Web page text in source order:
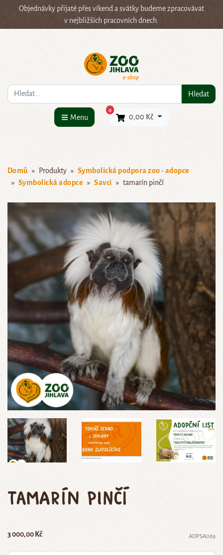
Objednávky přijaté přes víkend a svátky budeme zpracovávat
v nejbližších pracovních dnech.
Co hledáte? Hledat
Menu
0×
0,00 Kč
Domů Produkty
Symbolická podpora zoo - adopce
Symbolická adopce
Savci tamarín pinčí
tamarín pinčí
3 000,00 Kč ADPSA069